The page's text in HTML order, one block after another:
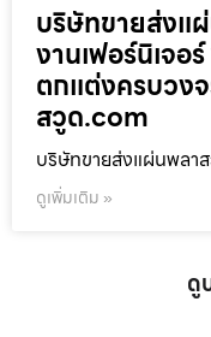
บริษัทขายส่งแ
งานเฟอร์นิเจอ
ตกแต่งครบวง
สวูด.com
บริษัทขายส่งแผ่นพลา
ดูเพิ่มเติม »
ดู